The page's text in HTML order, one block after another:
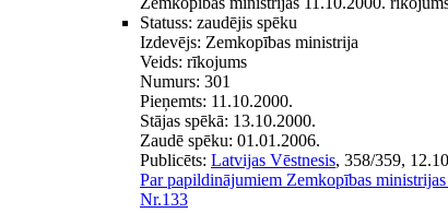
Statuss: zaudējis spēku
Izdevējs: Zemkopības ministrija
Veids: rīkojums
Numurs: 301
Pieņemts: 11.10.2000.
Stājas spēkā: 13.10.2000.
Zaudē spēku: 01.01.2006.
Publicēts: Latvijas Vēstnesis, 358/359,
Par papildinājumiem Zemkopības
Nr.133